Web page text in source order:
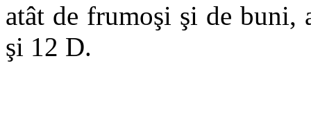
atât de frumoşi şi de buni,
şi 12 D.